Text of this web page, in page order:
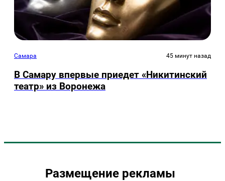
Самара 45 минут назад
В Самару впервые приедет «Никитинский
театр» из Воронежа
Размещение рекламы